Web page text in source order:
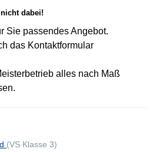
dabei!
Sie passendes Angebot.
das Kontaktformular
alles nach Maß
(VS Klasse 3)